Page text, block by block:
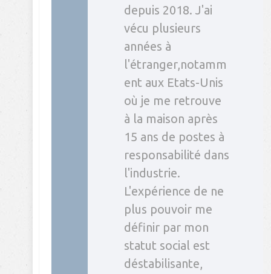
depuis 2018. J'ai
vécu plusieurs
années à
l'étranger,notamm
ent aux Etats-Unis
où je me retrouve
à la maison après
15 ans de postes à
responsabilité dans
l'industrie.
L'expérience de ne
plus pouvoir me
définir par mon
statut social est
déstabilisante,